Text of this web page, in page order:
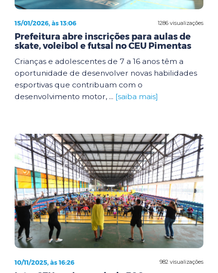
1286 visualizações
15/01/2026, às 13:06
Prefeitura abre inscrições para aulas de
skate, voleibol e futsal no CEU Pimentas
Crianças e adolescentes de 7 a 16 anos têm a
oportunidade de desenvolver novas habilidades
esportivas que contribuam com o
desenvolvimento motor, ... [saiba mais]
982 visualizações
10/11/2025, às 16:26